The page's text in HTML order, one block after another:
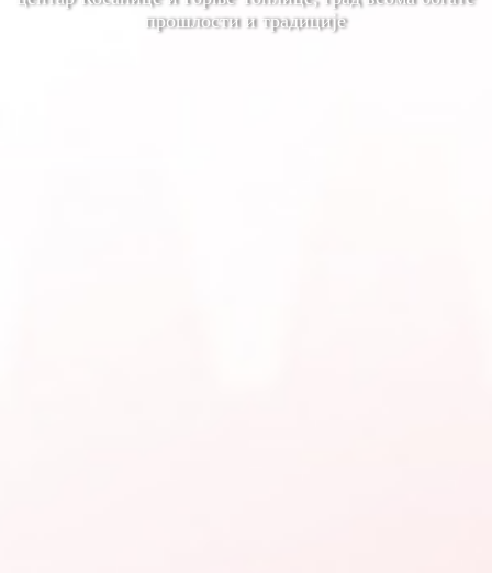
прошлости и традиције